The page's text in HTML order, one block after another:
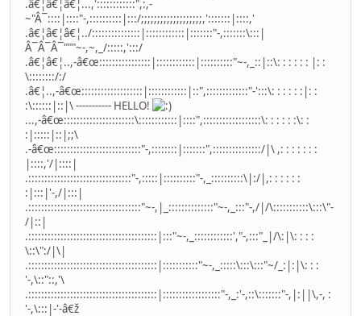
.â€¦â€¦â€¦...,'::::::::::::",:,-
~"Â¯::::|::::"-,::::::::::|:::/;;;;;;;;;;;;;;;;;;;,':::::::|::::,'
.â€¦â€¦â€¦../:::::::::::::::|::::::::::::|:::::::"-,:::::::\:::|
Â¯Â¯Â¯"""~-,~,_/:::::,':::/
.â€¦â€¦..,-â€œ::::::::::::::::|::::::::::::|::::::::::"~-,_::|::\: : : : : : |: :
\::::::::/:/
.â€¦..,-â€œ:::::::::::::::::::|::::::::::::|::",:::::::::::::"-':::\: : : : : :|: :
:\::::::|::|\ ----------- HELLO!
...,-â€œ::::::::::::::::::::::\::::::::::::|::::",::::::::::::::::::\: : : : : :\: :
:|:::::|::|;;\
.-â€œ:::::::::::::::::::::::::::"-,::::::::|:::::::",:::::::::::::::/|\ ,: : : : : : :
|::::,'/|::::|
.::::::::::::::::::::::::::::::::"-,:::::|::::::::::"-,_::::::::::\|:/|,: : : : : :
:|:::|'-,/|:::|
.:::::::::::::::::::::::::::::::::::"~-,|_::::::::::::::"~-,_:::"-,/|/\:::::::::::\:::\"-
/|::|
.::::::::::::::::::::::::::::::::::::::::|:::"~-,_::::::::::::',"-,:::"_|/\:|\: : : :
\::\":/|\|
.::::::::::::::::::::::::::::::::::::::::|:::::::::::"~-,_:::::\:::\:::"~/_:|:|\: : :
'-,\::"::,'\
.::::::::::::::::::::::::::::::::::::::::|::::::::::::::::::"-,_:'-,::\:::::::"-,|:||\,-, :
'-,\:::|-'-â€ž